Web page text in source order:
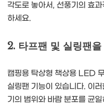
각도로 놓아서, 선풍기의 효
하세요.
2. 타프팬 및 실링팬
캠핑용 탁상형 책상용 LED
실링팬 기능이 있습니다. 이
기의 범위와 바람 분포를 균